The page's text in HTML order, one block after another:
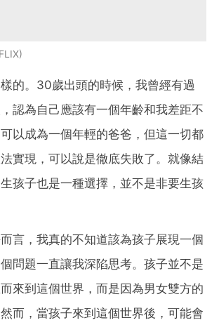
樣的。30歲出頭的時候，我曾經有過
認為自己應該有一個年齡和我差距不
以成為一個年輕的爸爸，但這一切都
實現，可以說是徹底失敗了。就像結
孩子也是一種選擇，並不是非要生孩
言，我真的不知道該為孩子展現一個
問題一直讓我深陷思考。孩子並不是
來到這個世界，而是因為男女雙方的
而，當孩子來到這個世界後，可能會